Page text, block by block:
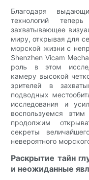
Благодаря
технологий
захватывающее
миру, открывая для
морской жизни с
Shenzhen Vicam
роль в этом
камеру высокой
зрителей в
подводных
исследования и
воспользуемся
продолжим
секреты
невероятного
Раскрытие тайн
и неожиданные